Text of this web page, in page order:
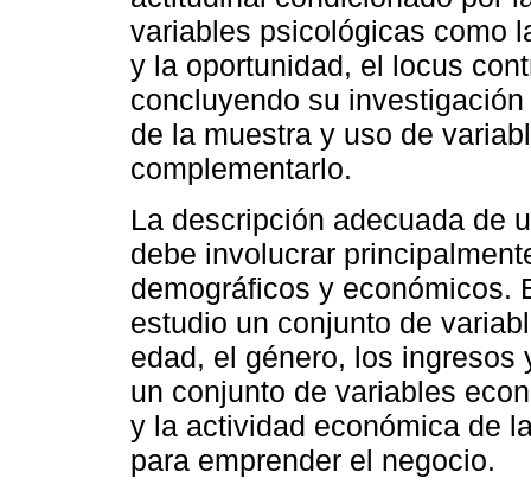
variables psicológicas como
y la oportunidad, el locus
concluyendo su
de la muestra y uso de
complementarlo.
La descripción adecuada de
debe involucrar
demográficos y económicos.
estudio un conjunto de
edad, el género, los
un conjunto de variables
y la actividad económica de
para emprender el negocio.